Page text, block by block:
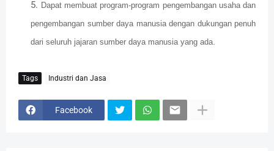
Dapat membuat program-program pengembangan usaha dan
pengembangan sumber daya manusia dengan dukungan penuh
dari seluruh jajaran sumber daya manusia yang ada.
Tags Industri dan Jasa
Facebook